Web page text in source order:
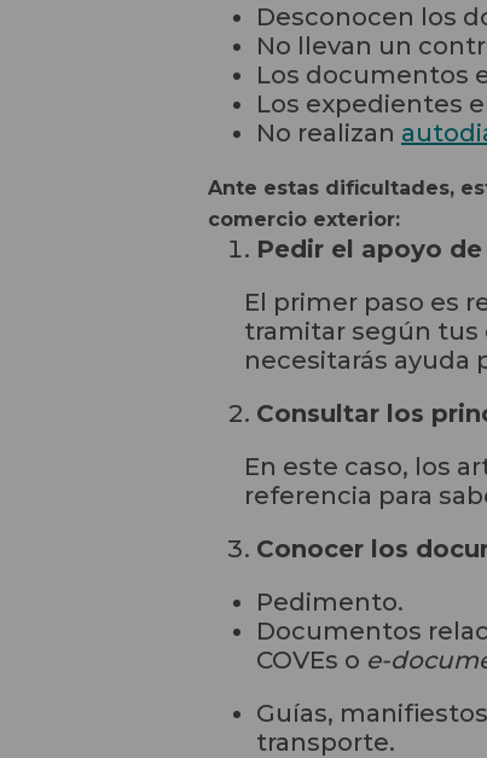
Desconocen los
No llevan un
Los documentos
Los expedientes
No realizan
Ante estas dificultades,
comercio exterior:
Pedir el apoyo
El primer paso es
tramitar según tus
necesitarás ayuda
Consultar los
En este caso, los
referencia para
Conocer los
Pedimento.
Documentos
COVEs o e-
Guías,
transporte.